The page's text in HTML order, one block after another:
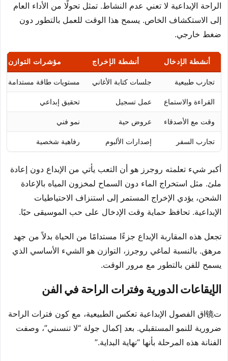
الراحة الإبداعية لا تعني عدم النشاط. تمثل تحولًا من الأداء العام
إلى الاستكشاف الخاص. يسمح هذا الوقت للعمل بالتطور دون
ضغط خارجي.
أنشطة الإدخال أنشطة الإخراج مؤشرات التوازن
تجارب طبيعية جلسات كتابة الأغاني مستويات طاقة مستدامة
القراءة والاستماع عمل تسجيل تحقيق إبداعي
وقت مع الأصدقاء عروض حية نمو فني
تجارب السفر إصدارات الألبوم رفاهية شخصية
أكبر شيء تعلمته روجرز هو أن التعب يأتي من الإبداع دون إعادة
ملئ. مثل استخراج الماء دون السماح لمخزون المياه بالإعادة
الشحن، يؤدي الإخراج المستمر إلى استنزاف الاحتياطيات
الإبداعية. تحافظ حماية وقت الإدخال على حب الموسيقى حيًا.
تجعل هذه المقاربة الإبداع جزءًا مستدامًا من الحياة بدلاً من جهد
مرهق. بالنسبة لماغي روجرز، التوازن هو الشيء الأساسي الذي
يسمح للفن بالتطور مع مرور الوقت.
الإيقاعات الدورية وفترات الراحة في الفن
ت镜اق الفصول الإبداعية تعكس الطبيعية، مع كون فترات الراحة
ضرورية للنمو المستقبلي. بعد إكمال جولة “لا تنسىني”، وصفت
الفنانة هذه المرحلة بأنها “نهاية البداية.”